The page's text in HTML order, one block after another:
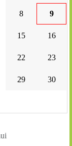
8 9
15 16
22 23
29 30